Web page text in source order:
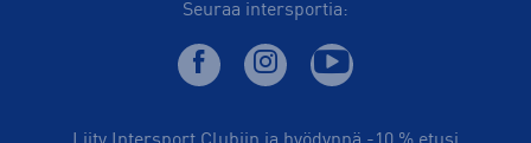
Seuraa intersportia: